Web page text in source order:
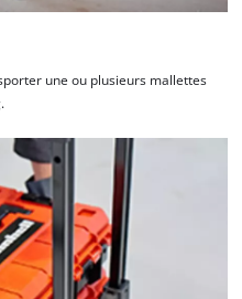
une ou plusieurs mallettes